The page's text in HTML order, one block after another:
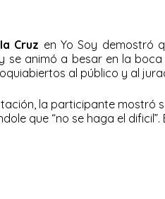
Cruz en Yo Soy demostró
se animó a besar en la
al público y al
la participante mostró
que “no se haga el